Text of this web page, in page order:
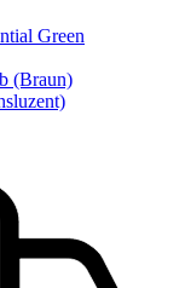
Green
(Braun)